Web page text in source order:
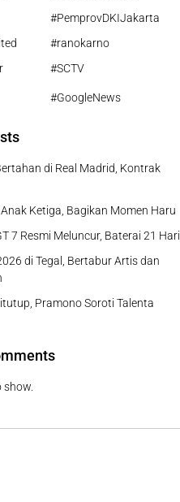
#PemprovDKIJakarta
#ranokarno
#SCTV
#GoogleNews
di Real Madrid, Kontrak
Ketiga, Bagikan Momen Haru
7 Resmi Meluncur, Baterai 21 Hari
di Tegal, Bertabur Artis dan
Pramono Soroti Talenta